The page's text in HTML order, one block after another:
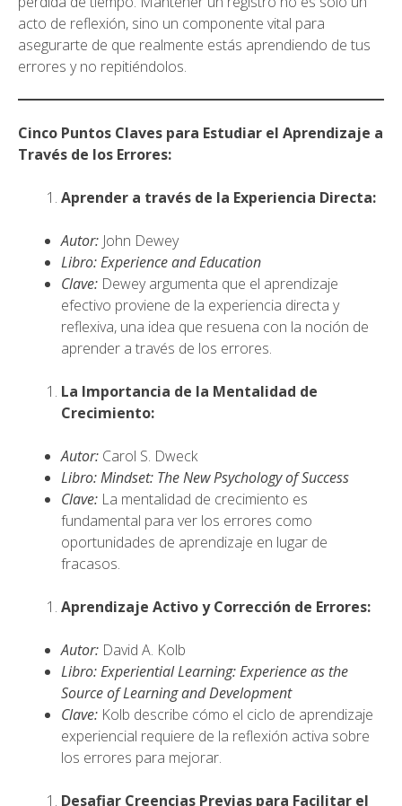
acto de reflexión, sino un componente vital para
asegurarte de que realmente estás aprendiendo de tus
errores y no repitiéndolos.
Cinco Puntos Claves para Estudiar el Aprendizaje a
Través de los Errores:
Aprender a través de la Experiencia Directa:
Autor: John Dewey
Libro:Experience and Education
Clave: Dewey argumenta que el aprendizaje
efectivo proviene de la experiencia directa y
reflexiva, una idea que resuena con la noción de
aprender a través de los errores.
La Importancia de la Mentalidad de
Crecimiento:
Autor: Carol S. Dweck
Libro:Mindset: The New Psychology of Success
Clave: La mentalidad de crecimiento es
fundamental para ver los errores como
oportunidades de aprendizaje en lugar de
fracasos.
Aprendizaje Activo y Corrección de Errores:
Autor: David A. Kolb
Libro:Experiential Learning: Experience as the
Source of Learning and Development
Clave: Kolb describe cómo el ciclo de aprendizaje
experiencial requiere de la reflexión activa sobre
los errores para mejorar.
Desafiar Creencias Previas para Facilitar el